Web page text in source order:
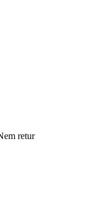
retur